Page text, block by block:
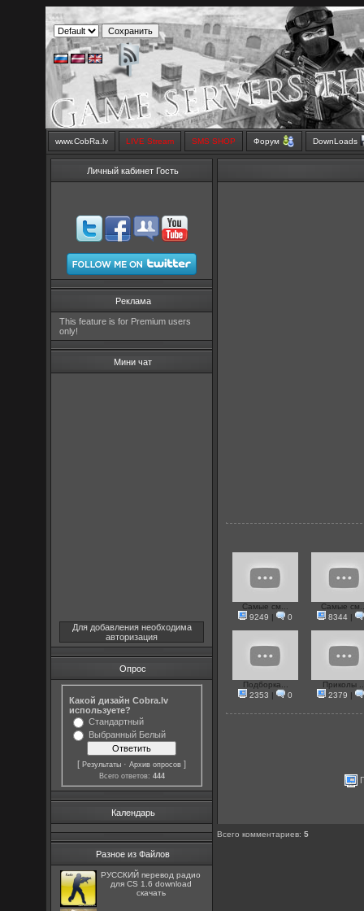
www.CobRa.lv LIVE Stream SMS SHOP Форум DownLoads
Личный кабинет Гость
Реклама
This feature is for Premium users
only!
Мини чат
Для добавления необходима
авторизация
Опрос
Какой дизайн Cobra.lv
используете?
Стандартный
Выбранный Белый
[Результаты ·Архив опросов ]
Всего ответов: 444
Календарь
Разное из Файлов
РУССКИЙ перевод радио
для CS 1.6 download
скачать
Самые см...
9249 | 0
Самые
8344 |
Подборка...
2353 | 0
Приколы
2379 |
Всего комментариев:5